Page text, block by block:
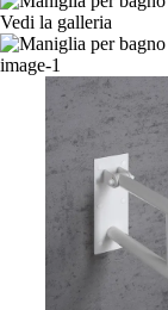
Vedi la galleria